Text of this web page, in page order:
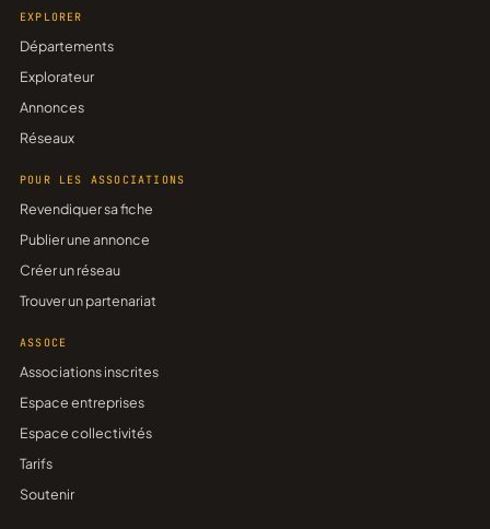
EXPLORER
Départements
Explorateur
Annonces
Réseaux
POUR LES ASSOCIATIONS
Revendiquer sa fiche
Publier une annonce
Créer un réseau
Trouver un partenariat
ASSOCE
Associations inscrites
Espace entreprises
Espace collectivités
Tarifs
Soutenir